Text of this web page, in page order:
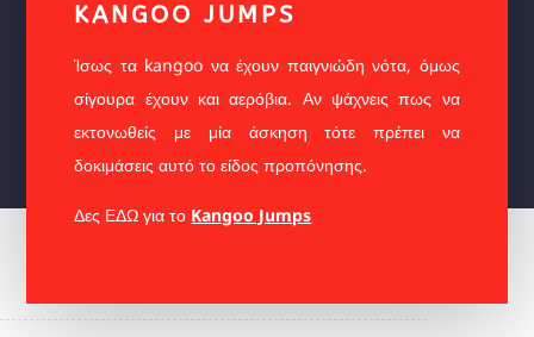
KANGOO JUMPS
Ίσως τα kangoo να έχουν παιγνιώδη νότα, όμως
σίγουρα έχουν και αερόβια. Αν ψάχνεις πως να
εκτονωθείς με μία άσκηση τότε πρέπει να
δοκιμάσεις αυτό το είδος προπόνησης.
Δες ΕΔΩ για το Kangoo Jumps